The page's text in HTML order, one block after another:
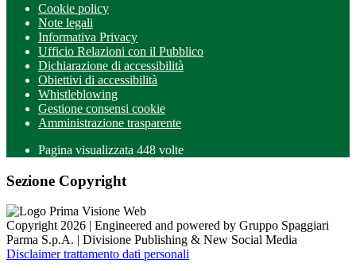
Cookie policy
Note legali
Informativa Privacy
Ufficio Relazioni con il Pubblico
Dichiarazione di accessibilità
Obiettivi di accessibilità
Whistleblowing
Gestione consensi cookie
Amministrazione trasparente
Pagina visualizzata 448 volte
Sezione Copyright
Copyright 2026 | Engineered and powered by Gruppo Spaggiari
Parma S.p.A. | Divisione Publishing & New Social Media
Disclaimer trattamento dati personali